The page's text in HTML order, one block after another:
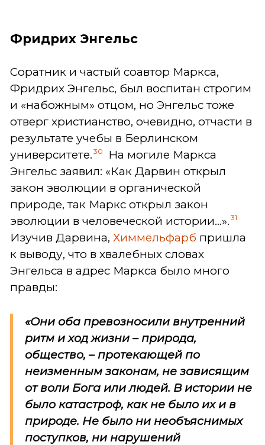
Фридрих Энгельс
Соратник и частый соавтор Маркса,
Фридрих Энгельс, был воспитан строгим
и «набожным» отцом, но Энгельс тоже
отверг христианство, очевидно, отчасти в
результате учебы в Берлинском
университете. 30
На могиле Маркса
Энгельс заявил: «Как Дарвин открыл
закон эволюции в органической
природе, так Маркс открыл закон
эволюции в человеческой истории...». 31
Изучив Дарвина, Химмельфарб пришла
к выводу, что в хвалебных словах
Энгельса в адрес Маркса было много
правды:
«Они оба превозносили внутренний
ритм и ход жизни – природа,
общество, – протекающей по
неизменным законам, не зависящим
от воли Бога или людей. В истории не
было катастроф, как не было их и в
природе. Не было ни необъяснимых
поступков, ни нарушений